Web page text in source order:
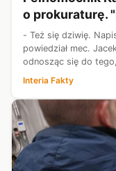
o prokuraturę.
- Też się dziwię.
powiedział mec.
odnosząc się do
przesłuchany.
kontrowersji
Interia Fakty